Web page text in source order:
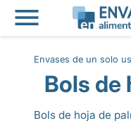

Envases de un solo
Bols de
Bols de hoja de